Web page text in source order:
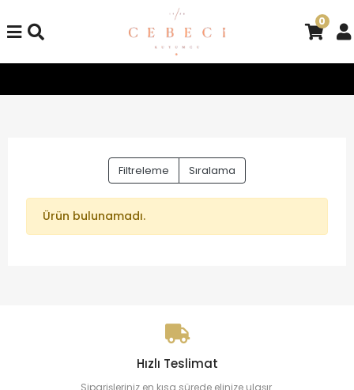
0
Filtreleme Sıralama
Ürün bulunamadı.
Hızlı Teslimat
Siparişleriniz en kısa sürede elinize ulaşır.